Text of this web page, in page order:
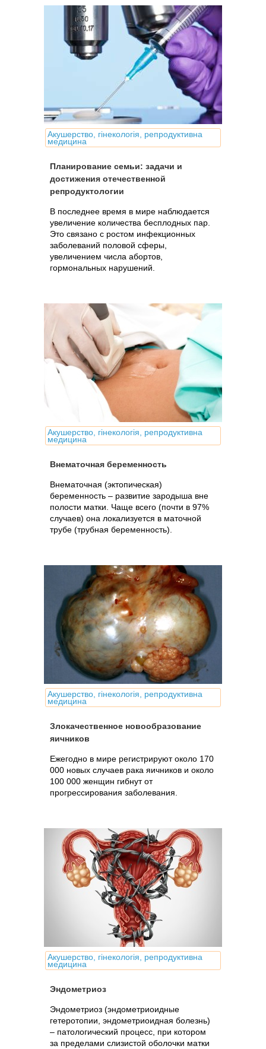
Акушерство, гінекологія, репродуктивна
медицина
Планирование семьи: задачи и
достижения отечественной
репродуктологии
В последнее время в мире наблюдается
увеличение количества бесплодных пар.
Это связано с ростом инфекционных
заболеваний половой сферы,
увеличением числа абортов,
гормональных нарушений.
Акушерство, гінекологія, репродуктивна
медицина
Внематочная беременность
Внематочная (эктопическая)
беременность – развитие зародыша вне
полости матки. Чаще всего (почти в 97%
случаев) она локализуется в маточной
трубе (трубная беременность).
Акушерство, гінекологія, репродуктивна
медицина
Злокачественное новообразование
яичников
Ежегодно в мире регистрируют около 170
000 новых случаев рака яичников и около
100 000 женщин гибнут от
прогрессирования заболевания.
Акушерство, гінекологія, репродуктивна
медицина
Эндометриоз
Эндометриоз (эндометриоидные
гетеротопии, эндометриоидная болезнь)
– патологический процесс, при котором
за пределами слизистой оболочки матки